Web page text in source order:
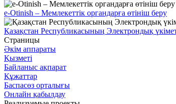
e-Otinish – Мемлекеттік органдарға өтініш беру
Қазақстан Республикасының Электрондық
Страницы
Әкім аппараты
Қызметі
Байланыс ақпарат
Құжаттар
Баспасөз орталығы
Онлайн қабылдау